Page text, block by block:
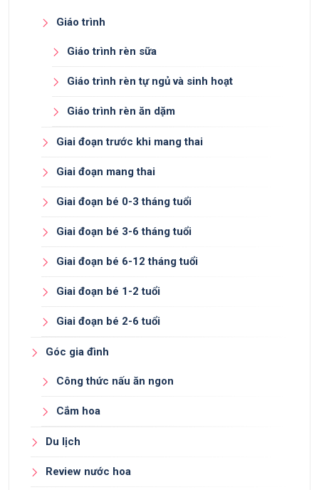
Giáo trình
Giáo trình rèn sữa
Giáo trình rèn tự ngủ và sinh hoạt
Giáo trình rèn ăn dặm
Giai đoạn trước khi mang thai
Giai đoạn mang thai
Giai đoạn bé 0-3 tháng tuổi
Giai đoạn bé 3-6 tháng tuổi
Giai đoạn bé 6-12 tháng tuổi
Giai đoạn bé 1-2 tuổi
Giai đoạn bé 2-6 tuổi
Góc gia đình
Công thức nấu ăn ngon
Cắm hoa
Du lịch
Review nước hoa